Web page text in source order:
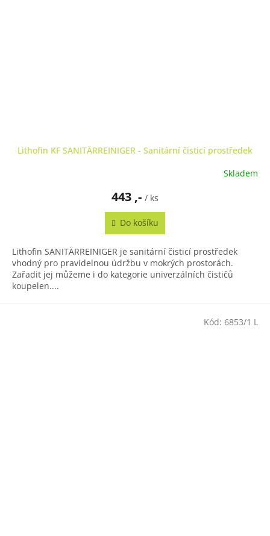
Lithofin KF SANITÄRREINIGER - Sanitární čisticí prostředek
Skladem
443 ,- / ks
Do košíku
Lithofin SANITÄRREINIGER je sanitární čisticí prostředek
vhodný pro pravidelnou údržbu v mokrých prostorách.
Zařadit jej můžeme i do kategorie univerzálních čističů
koupelen....
Kód: 6853/1 L